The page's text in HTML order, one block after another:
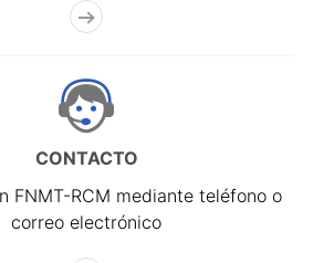
CONTACTO
FNMT-RCM mediante teléfono o
correo electrónico